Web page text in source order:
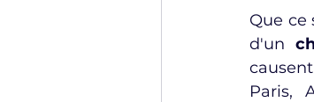
Que ce
d'un
Paris,